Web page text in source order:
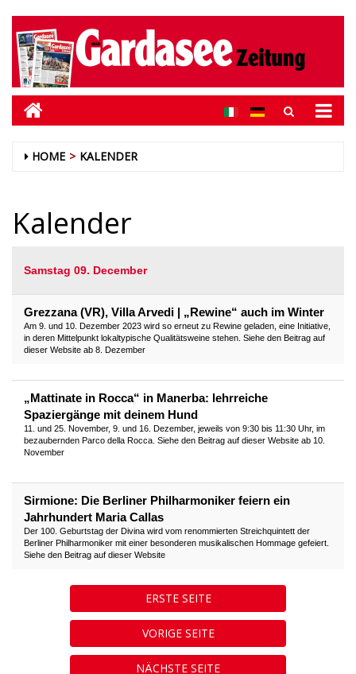
HOME KALENDER
Kalender
Samstag 09. December
Grezzana (VR), Villa Arvedi | „Rewine“ auch im Winter
Am 9. und 10. Dezember 2023 wird so erneut zu Rewine geladen, eine Initiative,
in deren Mittelpunkt lokaltypische Qualitätsweine stehen. Siehe den Beitrag auf
dieser Website ab 8. Dezember
„Mattinate in Rocca“ in Manerba: lehrreiche
Spaziergänge mit deinem Hund
11. und 25. November, 9. und 16. Dezember, jeweils von 9:30 bis 11:30 Uhr, im
bezaubernden Parco della Rocca. Siehe den Beitrag auf dieser Website ab 10.
November
Sirmione: Die Berliner Philharmoniker feiern ein
Jahrhundert Maria Callas
Der 100. Geburtstag der Divina wird vom renommierten Streichquintett der
Berliner Philharmoniker mit einer besonderen musikalischen Hommage gefeiert.
Siehe den Beitrag auf dieser Website
ERSTE SEITE
VORIGE SEITE
NÄCHSTE SEITE